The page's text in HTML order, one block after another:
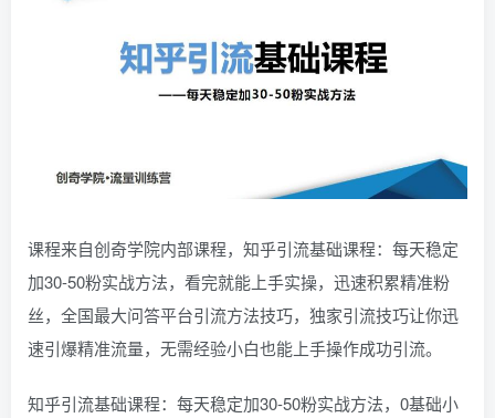
课程来自创奇学院内部课程，知乎引流基础课程：每天稳定
加30-50粉实战方法，看完就能上手实操，迅速积累精准粉
丝，全国最大问答平台引流方法技巧，独家引流技巧让你迅
速引爆精准流量，无需经验小白也能上手操作成功引流。
知乎引流基础课程：每天稳定加30-50粉实战方法，0基础小